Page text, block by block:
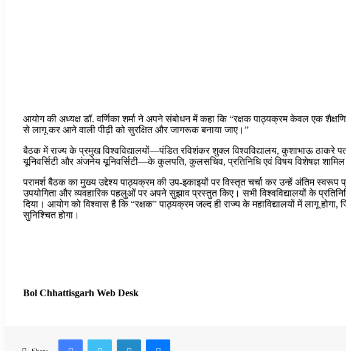
आयोग की अध्यक्ष डॉ. वर्णिका शर्मा ने अपने संबोधन में कहा कि “रक्षक पाठ्यक्रम केवल एक
से लागू कर आने वाली पीढ़ी को सुरक्षित और जागरूक बनाया जाए।”
बैठक में राज्य के प्रमुख विश्वविद्यालयों—पंडित रविशंकर शुक्ल विश्वविद्यालय, कुशाभाऊ ठाकरे
यूनिवर्सिटी और अंजनेय यूनिवर्सिटी—के कुलपति, कुलसचिव, प्रतिनिधि एवं विषय विशेषज्ञ शामिल
परामर्श बैठक का मुख्य उद्देश्य पाठ्यक्रम की उप-इकाइयों पर विस्तृत चर्चा कर उन्हें अंतिम
उपयोगिता और व्यवहारिक पहलुओं पर अपने सुझाव प्रस्तुत किए। सभी विश्वविद्यालयों के
दिया। आयोग को विश्वास है कि “रक्षक” पाठ्यक्रम जल्द ही राज्य के महाविद्यालयों में लागू होगा,
सुनिश्चित होगा।
Bol Chhattisgarh Web Desk